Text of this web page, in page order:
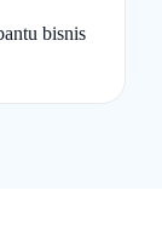
bisnis